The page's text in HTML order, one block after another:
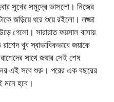
সুখের সমুদ্রে ভাসলো। নিজের
জড়িয়ে ধরে শুয়ে রইলো। লজ্জা
গেলো। সারারাত ফয়সাল বাসায়
খুব স্বাভাবিকভাবে জয়াকে
সাথে জয়ার সেই শেষ
এই সবে শুরু। পরের এক বছরের
মনে হবে।